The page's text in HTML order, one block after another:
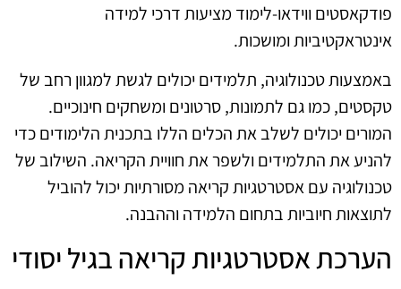
פודקאסטים ווידאו-לימוד מציעות דרכי למידה
אינטראקטיביות ומושכות.
באמצעות טכנולוגיה, תלמידים יכולים לגשת למגוון רחב של
טקסטים, כמו גם לתמונות, סרטונים ומשחקים חינוכיים.
המורים יכולים לשלב את הכלים הללו בתכנית הלימודים כדי
להניע את התלמידים ולשפר את חוויית הקריאה. השילוב של
טכנולוגיה עם אסטרטגיות קריאה מסורתיות יכול להוביל
לתוצאות חיוביות בתחום הלמידה וההבנה.
הערכת אסטרטגיות קריאה בגיל יסודי